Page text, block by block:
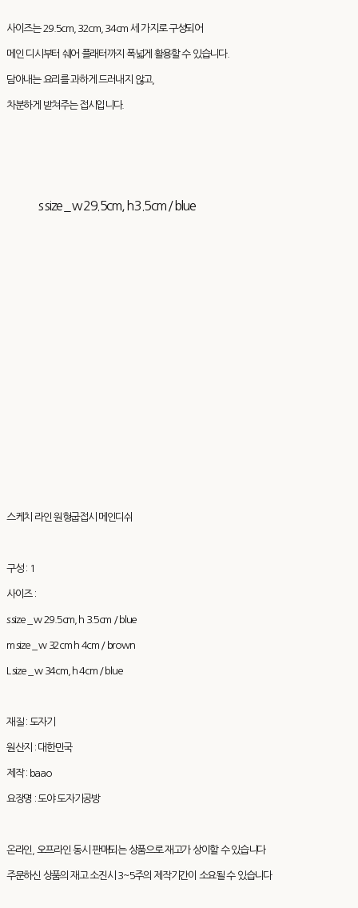
사이즈는 29.5cm, 32cm, 34cm 세 가지로 구성되어
메인 디시부터 쉐어 플래터까지 폭넓게 활용할 수 있습니다.
담아내는 요리를 과하게 드러내지 않고,
차분하게 받쳐주는 접시입니다.
s size _ w 29.5cm, h 3.5cm / blue
스케치 라인 원형굽접시 메인디쉬
구성 : 1
사이즈 :
s size _ w 29.5cm, h 3.5cm / blue
m size _ w 32cm h 4cm / brown
L size _ w 34cm, h 4cm / blue
재질 : 도자기
원산지 : 대한민국
제작 : baao
요장명 : 도야 도자기공방
온라인, 오프라인 동시 판매되는 상품으로 재고가 상이할 수 있습니다
주문하신 상품의 재고 소진시 3~5주의 제작기간이 소요될 수 있습니다